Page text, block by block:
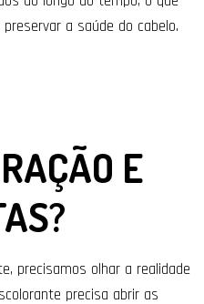
a saúde do cabelo.
E
precisamos olhar a realidade
precisa abrir as